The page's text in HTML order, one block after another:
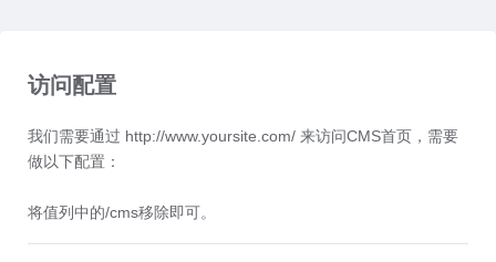
访问配置
我们需要通过 http://www.yoursite.com/ 来访问CMS首页，需要
做以下配置：
将值列中的/cms移除即可。